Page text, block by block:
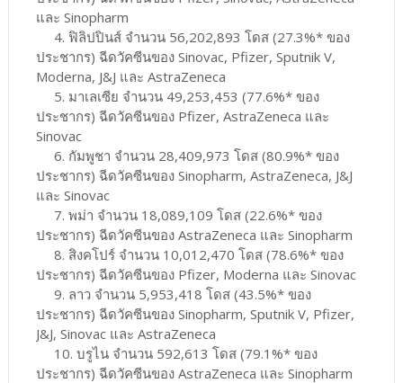
และ Sinopharm
4. ฟิลิปปินส์ จำนวน 56,202,893 โดส (27.3%* ของ
ประชากร) ฉีดวัคซีนของ Sinovac, Pfizer, Sputnik V,
Moderna, J&J และ AstraZeneca
5. มาเลเซีย จำนวน 49,253,453 (77.6%* ของ
ประชากร) ฉีดวัคซีนของ Pfizer, AstraZeneca และ
Sinovac
6. กัมพูชา จำนวน 28,409,973 โดส (80.9%* ของ
ประชากร) ฉีดวัคซีนของ Sinopharm, AstraZeneca, J&J
และ Sinovac
7. พม่า จำนวน 18,089,109 โดส (22.6%* ของ
ประชากร) ฉีดวัคซีนของ AstraZeneca และ Sinopharm
8. สิงคโปร์ จำนวน 10,012,470 โดส (78.6%* ของ
ประชากร) ฉีดวัคซีนของ Pfizer, Moderna และ Sinovac
9. ลาว จำนวน 5,953,418 โดส (43.5%* ของ
ประชากร) ฉีดวัคซีนของ Sinopharm, Sputnik V, Pfizer,
J&J, Sinovac และ AstraZeneca
10. บรูไน จำนวน 592,613 โดส (79.1%* ของ
ประชากร) ฉีดวัคซีนของ AstraZeneca และ Sinopharm